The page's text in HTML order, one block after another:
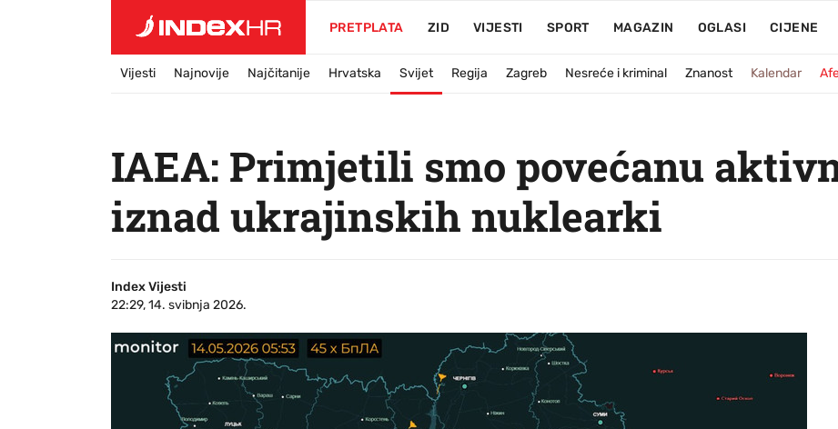
PRETPLATA ZID VIJESTI SPORT MAGAZIN OGLASI CIJENE
Vijesti Najnovije Najčitanije Hrvatska Svijet Regija Zagreb Nesreće i kriminal Znanost Kalendar
IAEA: Primjetili smo povećanu
iznad ukrajinskih nuklearki
Index Vijesti
22:29, 14. svibnja 2026.